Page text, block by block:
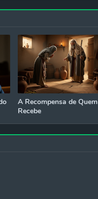
A Recompensa de Quem
Recebe